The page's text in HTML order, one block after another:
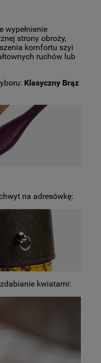
wypełnienie
strony obroży,
komfortu szyi
ruchów lub
Klasyczny Brąz
na adresówkę:
kwiatami: